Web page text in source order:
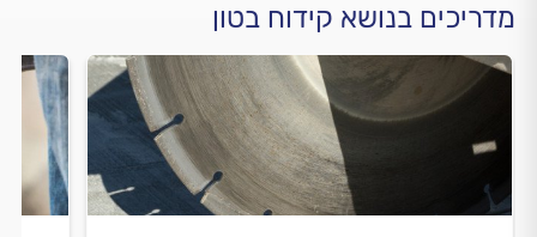
מדריכים בנושא קידוח בטון